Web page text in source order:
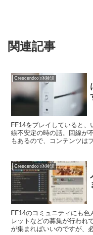
関連記事
Crescendoの体験談
FF14をプレイしていると
線不安定の時の話。回線が
もあるので、コンテンツは
Crescendoの体験談
FF14のコミュニティにも
レットなどの募集が行われ
が集まればいいのですが、